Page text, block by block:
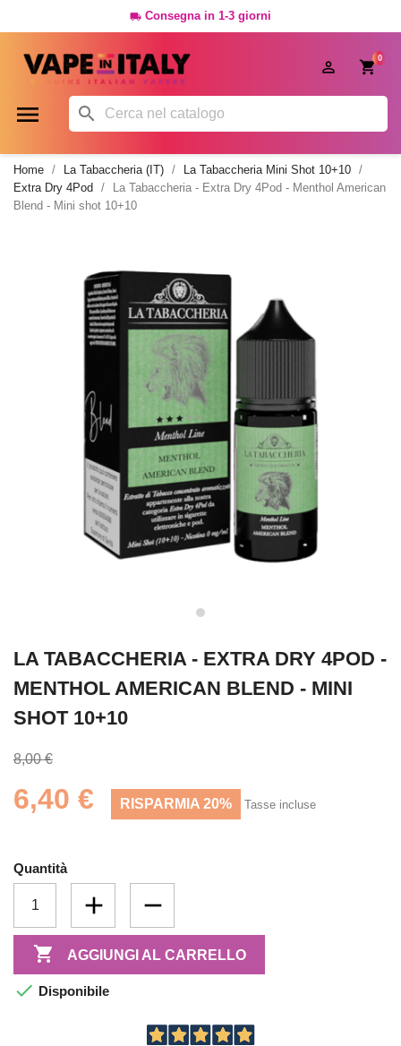
 Consegna in 1-3 giorni
0

 
Home La Tabaccheria (IT)
La Tabaccheria Mini Shot 10+10
Extra Dry 4Pod
La Tabaccheria - Extra Dry 4Pod - Menthol American
Blend - Mini shot 10+10
LA TABACCHERIA - EXTRA DRY 4POD -
MENTHOL AMERICAN BLEND - MINI
SHOT 10+10
8,00 €
6,40 € RISPARMIA 20% Tasse incluse
Quantità
 AGGIUNGI AL CARRELLO
 Disponibile